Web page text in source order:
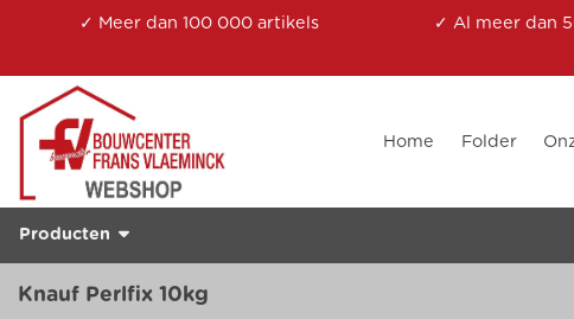
✓ Meer dan 100 000 artikels
✓ Al meer dan
Home Folder
Producten
Knauf Perlfix 10kg